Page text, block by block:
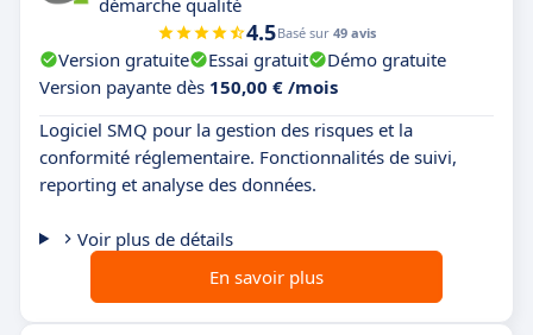
4.5Basé sur 49 avis
Version gratuite Essai gratuit
Démo gratuite
Version payante dès 150,00 € /mois
Logiciel SMQ pour la gestion des risques et la
conformité réglementaire. Fonctionnalités de suivi,
reporting et analyse des données.
Voir plus de détails
En savoir plus